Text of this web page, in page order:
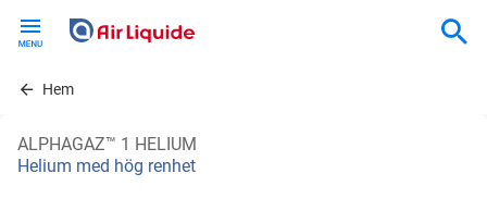
contentHem
ALPHAGAZ™ 1 HELIUM
Helium med hög renhet